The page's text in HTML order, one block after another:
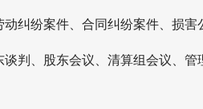
纠纷案件、合同纠纷案件、损害
判、股东会议、清算组会议、管